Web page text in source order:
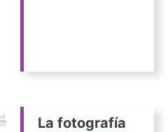
La fotografía